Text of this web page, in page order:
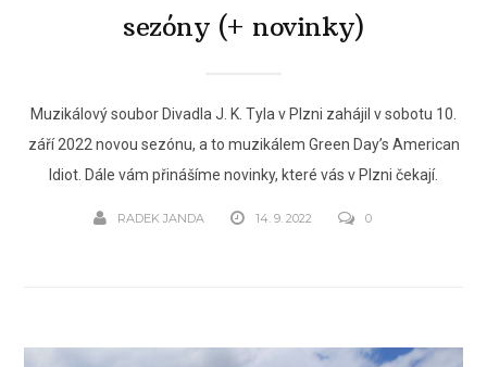
sezóny (+ novinky)
Muzikálový soubor Divadla J. K. Tyla v Plzni zahájil v sobotu 10.
září 2022 novou sezónu, a to muzikálem Green Day’s American
Idiot. Dále vám přinášíme novinky, které vás v Plzni čekají.
RADEK JANDA 14. 9. 2022 0